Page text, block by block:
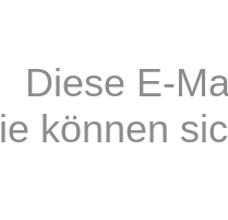
Diese E-
können